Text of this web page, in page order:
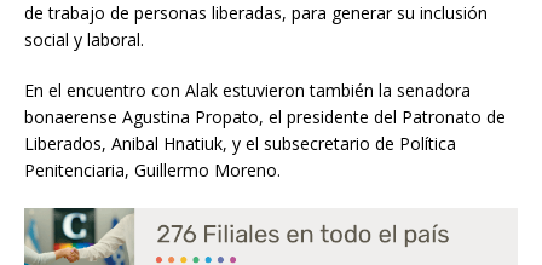
de trabajo de personas liberadas, para generar su inclusión
social y laboral.
En el encuentro con Alak estuvieron también la senadora
bonaerense Agustina Propato, el presidente del Patronato de
Liberados, Anibal Hnatiuk, y el subsecretario de Política
Penitenciaria, Guillermo Moreno.